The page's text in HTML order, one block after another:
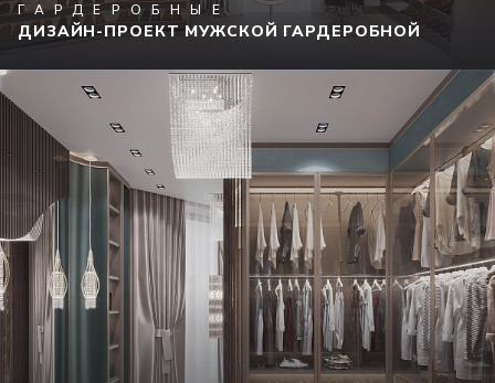
ГАРДЕРОБНЫЕ
ДИЗАЙН-ПРОЕКТ МУЖСКОЙ ГАРДЕРОБНОЙ